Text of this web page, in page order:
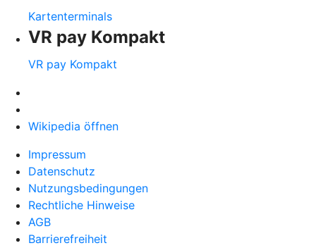
Kartenterminals
VR pay Kompakt
VR pay Kompakt
Wikipedia öffnen
Impressum
Datenschutz
Nutzungsbedingungen
Rechtliche Hinweise
AGB
Barrierefreiheit